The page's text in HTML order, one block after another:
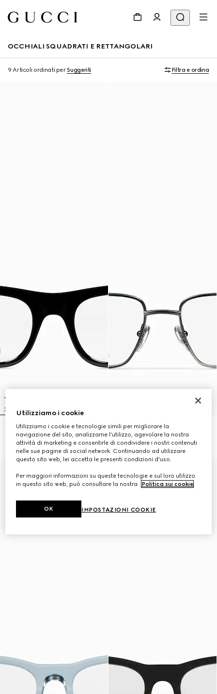
OCCHIALI SQUADRATI E RETTANGOLARI
9 Articoli ordinati perSuggeriti Filtra e ordina
Occhiale rettangolare
CHF 335
Occhiale rettangolare
CHF 355
Utilizziamo i cookie
Utilizziamo i cookie e tecnologie simili per migliorare la
navigazione del sito, analizzarne l'utilizzo, agevolare la nostra
attività di marketing e consentirle di condividere i nostri contenuti
nelle sue pagine di social network. Continuando ad utilizzare
questo sito web, lei accetta le presenti condizioni d'uso.
Per maggiori informazioni su queste tecnologie e sul loro utilizzo
in questo sito web, può consultare la nostra
Politica sui cookie.
IMPOSTAZIONI COOKIE
OK